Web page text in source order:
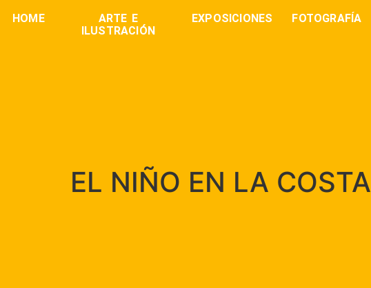
HOME
ARTE E
ILUSTRACIÓN
EXPOSICIONES FOTOGRAFÍA
EL NIÑO EN LA COSTA